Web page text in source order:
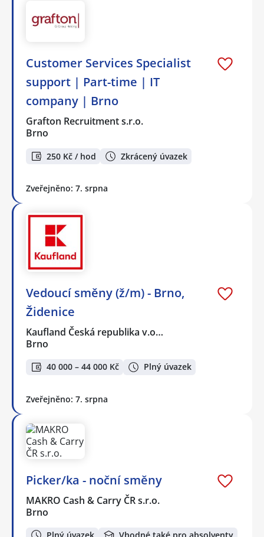
Customer Services Specialist
support | Part-time | IT
company | Brno
Grafton Recruitment s.r.o.
Brno
250 Kč / hod Zkrácený úvazek
Zveřejněno: 7. srpna
Vedoucí směny (ž/m) - Brno,
Židenice
Kaufland Česká republika v.o…
Brno
40 000 – 44 000 Kč Plný úvazek
Zveřejněno: 7. srpna
Picker/ka - noční směny
MAKRO Cash & Carry ČR s.r.o.
Brno